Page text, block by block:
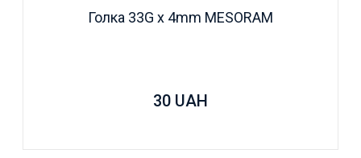
Голка 33G х 4mm MESORAM
30 UAH